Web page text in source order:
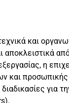
και
η
προσωπικής